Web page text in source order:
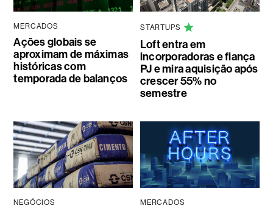
MERCADOS
Ações globais se
aproximam de máximas
históricas com
temporada de balanços
STARTUPS
Loft entra em
incorporadoras e fiança
PJ e mira aquisição após
crescer 55% no
semestre
NEGÓCIOS MERCADOS